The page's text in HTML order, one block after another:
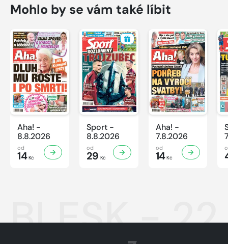
Mohlo by se vám také líbit
Aha! -
8.8.2026
od
14Kč
Sport -
8.8.2026
od
29 Kč
Aha! -
7.8.2026
od
14Kč
BLESK -